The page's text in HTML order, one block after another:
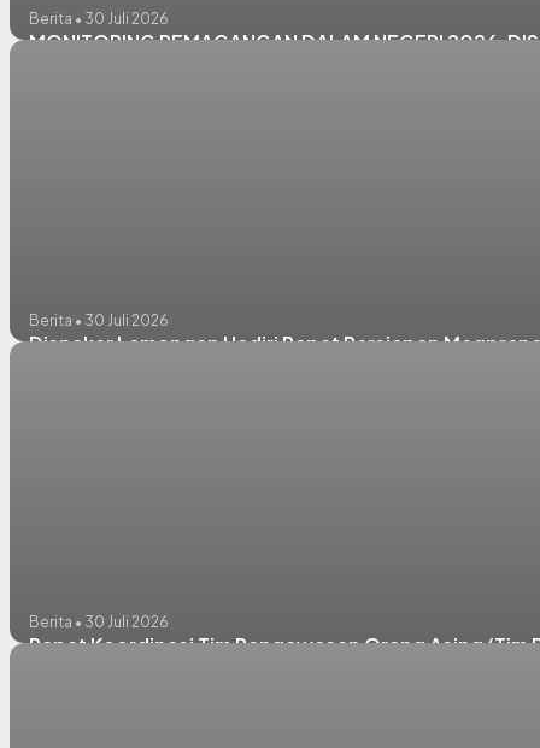
Berita • 30 Juli 2026
MONITORING PEMAGANGAN DALAM NEGERI 2026,
Berita • 30 Juli 2026
Disnaker Lamongan Hadiri Rapat Persiapan
Berita • 30 Juli 2026
Rapat Koordinasi Tim Pengawasan Orang Asing